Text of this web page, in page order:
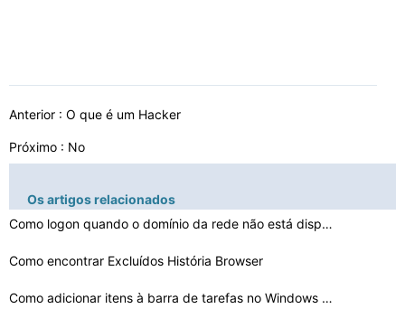
Anterior : O que é um Hacker
Próximo : No
Os artigos relacionados
Como logon quando o domínio da rede não está disponí…
Como encontrar Excluídos História Browser
Como adicionar itens à barra de tarefas no Windows XP